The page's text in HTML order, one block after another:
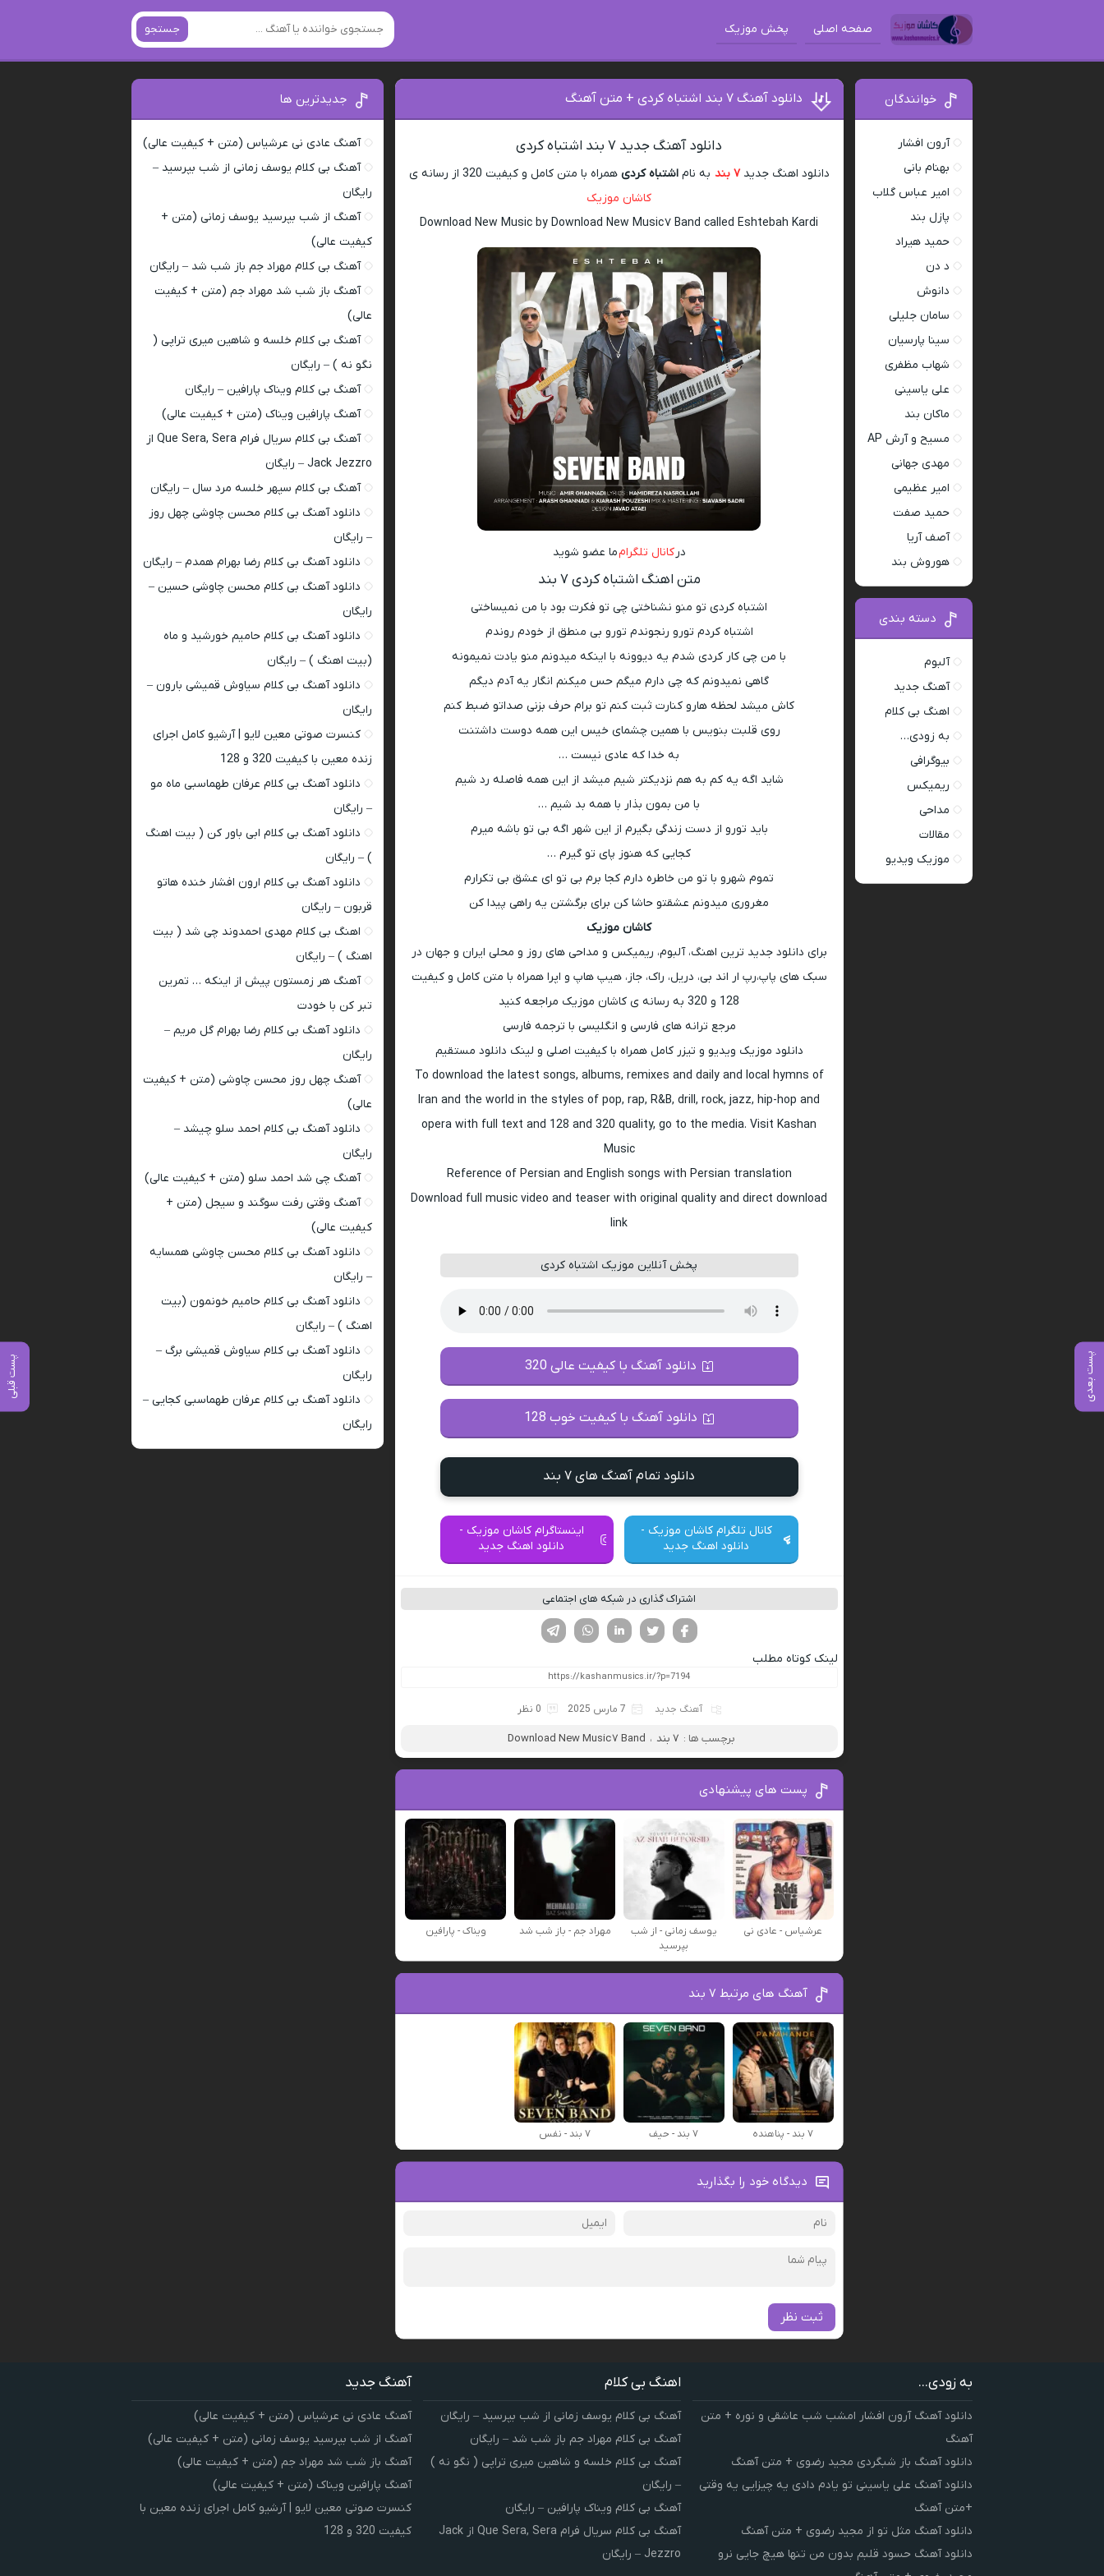
صفحه اصلی پخش موزیک جستجو
پست بعدی پست قبلی
دانلود آهنگ ۷ بند اشتباه کردی + متن آهنگ
دانلود آهنگ جدید ۷ بند اشتباه کردی
دانلود اهنگ جدید۷ بند به ناماشتباه کردی همراه با متن کامل و کیفیت 320 از رسانه ی
کاشان موزیک
Download New Music by Download New Music ۷ Band called Eshtebah Kardi
در کانال تلگرامما عضو شوید
متن اهنگ اشتباه کردی ۷ بند
اشتباه کردی تو منو نشناختی چی تو فکرت بود با من نمیساختی
اشتباه کردم تورو رنجوندم تورو بی منطق از خودم روندم
با من چی کار‌ کردی شدم یه دیوونه با اینکه میدونم منو یادت نمیمونه
گاهی نمیدونم که چی دارم میگم حس میکنم انگار یه آدم دیگم
کاش میشد لحظه هارو کنارت ثبت کنم تو برام حرف بزنی صداتو ضبط کنم
روی قلبت بنویس با همین چشمای خیس این همه دوست داشتنت
به خدا که عادی نیست …
شاید اگه یه کم به هم نزدیکتر شیم میشد از این همه فاصله رد شیم
با من بمون بذار با همه بد شیم …
باید تورو از دست زندگی بگیرم از این شهر اگه بی تو باشه میرم
کجایی که هنوز پای تو گیرم …
تموم شهرو با تو من خاطره دارم کجا برم بی تو ای عشق بی تکرارم
مغروری میدونم عشقتو حاشا کن برای برگشتن یه راهی پیدا کن
کاشان موزیک
برای دانلود جدید ترین اهنگ، آلبوم، ریمیکس و مداحی های روز و محلی ایران و جهان در
سبک های پاپ،رپ ار اند بی، دریل، راک، جاز، هیپ هاپ و اپرا همراه با متن کامل و کیفیت
128 و 320 به رسانه ی کاشان موزیک مراجعه کنید
مرجع ترانه های فارسی و انگلیسی با ترجمه فارسی
دانلود موزیک ویدیو و تیزر کامل همراه با کیفیت اصلی و لینک دانلود مستقیم
To download the latest songs, albums, remixes and daily and local hymns of
Iran and the world in the styles of pop, rap, R&B, drill, rock, jazz, hip-hop and
opera with full text and 128 and 320 quality, go to the media. Visit Kashan
Music
Reference of Persian and English songs with Persian translation
Download full music video and teaser with original quality and direct download
link
پخش آنلاین موزیک اشتباه کردی
دانلود آهنگ با کیفیت عالی 320
دانلود آهنگ با کیفیت خوب 128
دانلود تمام آهنگ های ۷ بند
کانال تلگرام کاشان موزیک -
دانلود اهنگ جدید
اینستاگرام کاشان موزیک -
دانلود اهنگ جدید
اشتراک گذاری در شبکه های اجتماعی
لینکدین تویتر
فیسوک
لینک کوتاه مطلب
آهنگ جدید 7 مارس 2025 0 نظر
برچسب ها : ۷ بند ، Download New Music ۷ Band
پست های پیشنهادی
عرشیاس - عادی نی
یوسف زمانی - از شب
بپرسید
مهراد جم - باز شب شد ویناک - پارافین
آهنگ های مرتبط ۷ بند
۷ بند - پناهنده ۷ بند - حیف ۷ بند - نفس
دیدگاه خود را بگذارید
ثبت نظر
خوانندگان
آرون افشار
بهنام بانی
امیر عباس گلاب
پازل بند
حمید هیراد
د دن
دانوش
سامان جلیلی
سینا پارسیان
شهاب مظفری
علی یاسینی
ماکان بند
مسیح و آرش AP
مهدی جهانی
امیر عظیمی
حمید صفت
آصف آریا
هوروش بند
دسته بندی
آلبوم
آهنگ جدید
اهنگ بی کلام
به زودی…
بیوگرافی
ریمیکس
مداحی
مقالات
موزیک ویدیو
جدیدترین ها
آهنگ عادی نی عرشیاس (متن + کیفیت عالی)
آهنگ بی کلام یوسف زمانی از شب بپرسید –
رایگان
آهنگ از شب بپرسید یوسف زمانی (متن +
کیفیت عالی)
آهنگ بی کلام مهراد جم باز شب شد – رایگان
آهنگ باز شب شد مهراد جم (متن + کیفیت
عالی)
آهنگ بی کلام خلسه و شاهین میری تراپی (
نگو نه ) – رایگان
آهنگ بی کلام ویناک پارافین – رایگان
آهنگ پارافین ویناک (متن + کیفیت عالی)
آهنگ بی کلام سریال فرام Que Sera, Sera از
Jack Jezzro – رایگان
آهنگ بی کلام سپهر خلسه مرد سال – رایگان
دانلود آهنگ بی کلام محسن چاوشی چهل روز
– رایگان
دانلود آهنگ بی کلام رضا بهرام همدم – رایگان
دانلود آهنگ بی کلام محسن چاوشی حسین –
رایگان
دانلود آهنگ بی کلام حامیم خورشید و ماه
(بیت اهنگ ) – رایگان
دانلود آهنگ بی کلام سیاوش قمیشی بارون –
رایگان
کنسرت صوتی معین لایو | آرشیو کامل اجرای
زنده معین با کیفیت 320 و 128
دانلود آهنگ بی کلام عرفان طهماسبی ماه مو
– رایگان
دانلود آهنگ بی کلام ابی باور کن ( بیت اهنگ
) – رایگان
دانلود آهنگ بی کلام ارون افشار خنده هاتو
قربون – رایگان
اهنگ بی کلام مهدی احمدوند چی شد ( بیت
اهنگ ) – رایگان
آهنگ هر زمستون پیش از اینکه … تمرین
تبر کن با خودت
دانلود آهنگ بی کلام رضا بهرام گل مریم –
رایگان
آهنگ چهل روز محسن چاوشی (متن + کیفیت
عالی)
دانلود آهنگ بی کلام احمد سلو چیشد –
رایگان
آهنگ چی شد احمد سلو (متن + کیفیت عالی)
آهنگ وقتی رفت سوگند و سیجل (متن +
کیفیت عالی)
دانلود آهنگ بی کلام محسن چاوشی همسایه
– رایگان
دانلود آهنگ بی کلام حامیم خونمون (بیت
اهنگ ) – رایگان
دانلود آهنگ بی کلام سیاوش قمیشی برگ –
رایگان
دانلود آهنگ بی کلام عرفان طهماسبی کجایی –
رایگان
به زودی...
دانلود آهنگ آرون افشار امشب شب عاشقی و نوره + متن
آهنگ
دانلود آهنگ باز شبگردی مجید رضوی + متن آهنگ
دانلود آهنگ علی یاسینی تو یادم دادی یه چیزایی یه وقتی
+متن آهنگ
دانلود آهنگ مثل تو از مجید رضوی + متن آهنگ
دانلود آهنگ حسود قلبم بدون من تنها هیچ جایی نرو
اهنگ بی کلام
آهنگ بی کلام یوسف زمانی از شب بپرسید – رایگان
آهنگ بی کلام مهراد جم باز شب شد – رایگان
آهنگ بی کلام خلسه و شاهین میری تراپی ( نگو نه )
– رایگان
آهنگ بی کلام ویناک پارافین – رایگان
آهنگ بی کلام سریال فرام Que Sera, Sera از Jack
Jezzro – رایگان
آهنگ جدید
آهنگ عادی نی عرشیاس (متن + کیفیت عالی)
آهنگ از شب بپرسید یوسف زمانی (متن + کیفیت عالی)
آهنگ باز شب شد مهراد جم (متن + کیفیت عالی)
آهنگ پارافین ویناک (متن + کیفیت عالی)
کنسرت صوتی معین لایو | آرشیو کامل اجرای زنده معین با
کیفیت 320 و 128